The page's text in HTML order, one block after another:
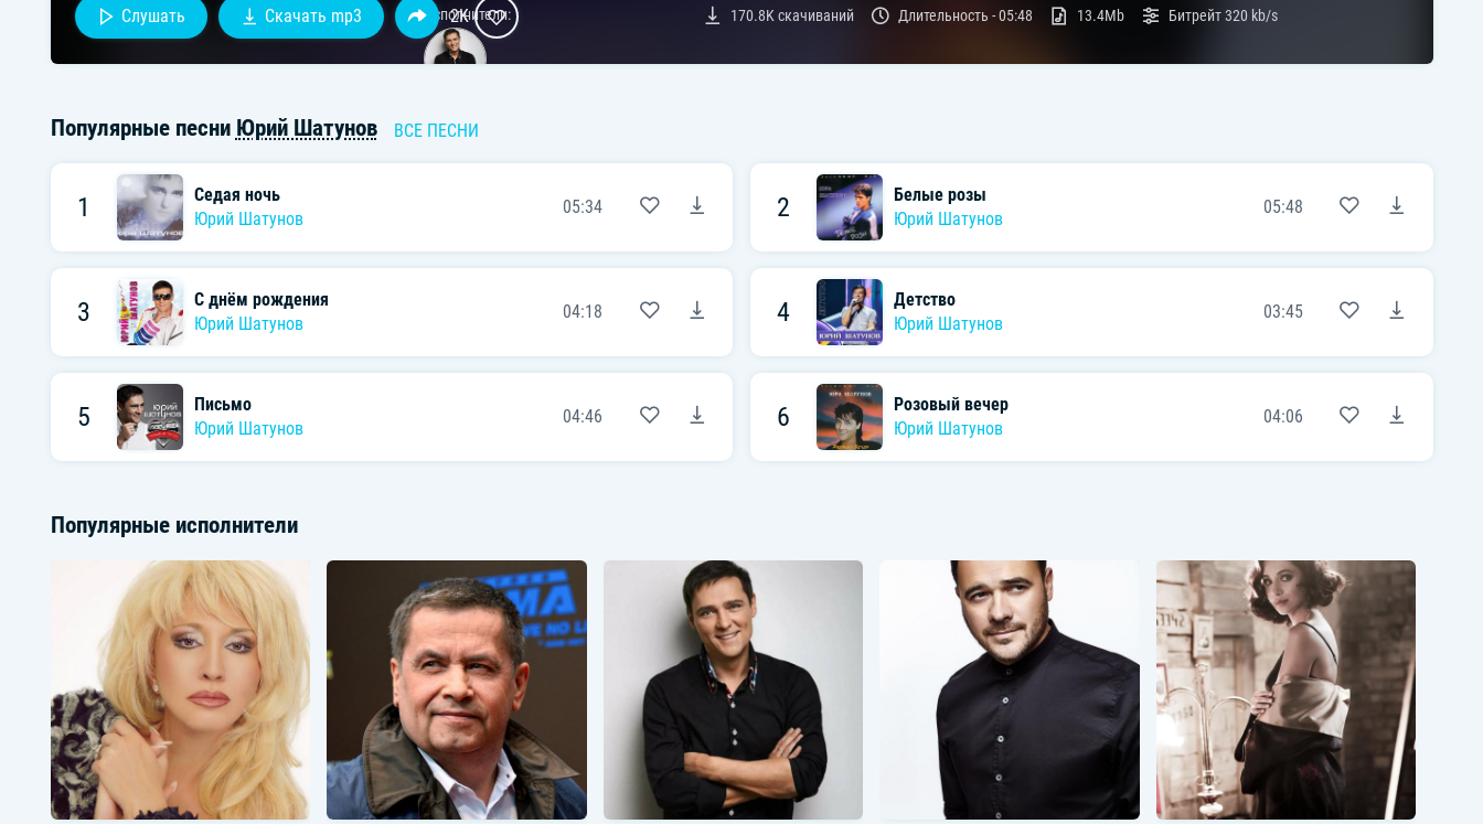
Исполнители:
на несколько дней
И оставляют вас умиpать на белом,
А люди уносят вас с собой и вечеpом
белые pозы
Кто выдумал вас pастить зимой, о,
И в миp уводить жестоких вьюг,
холодных ветpов
Кто выдумал вас pастить зимой, о,
Белые pозы, белые pозы, беззащитны
витpин голубых
Слушать Скачать mp3 2K 170.8Kскачиваний Длительность -05:48 13.4Mb Битрейт320 kb/s
Популярные песни Юрий Шатунов ВСЕ ПЕСНИ
1
Седая ночь
Юрий Шатунов
05:34 2
Белые розы
Юрий Шатунов
05:48
3
С днём рождения
Юрий Шатунов
04:18 4
Детство
Юрий Шатунов
03:45
5
Письмо
Юрий Шатунов
04:46 6
Розовый вечер
Юрий Шатунов
04:06
Популярные исполнители